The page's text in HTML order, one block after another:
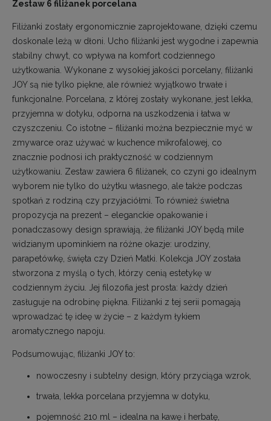
Zestaw 6 filiżanek porcelana
Filiżanki zostały ergonomicznie zaprojektowane, dzięki czemu
doskonale leżą w dłoni. Ucho filiżanki jest wygodne i zapewnia
stabilny chwyt, co wpływa na komfort codziennego
użytkowania. Wykonane z wysokiej jakości porcelany, filiżanki
JOY są nie tylko piękne, ale również wyjątkowo trwałe i
funkcjonalne. Porcelana, z której zostały wykonane, jest lekka,
przyjemna w dotyku, odporna na uszkodzenia i łatwa w
czyszczeniu. Co istotne – filiżanki można bezpiecznie myć w
zmywarce oraz używać w kuchence mikrofalowej, co
znacznie podnosi ich praktyczność w codziennym
użytkowaniu. Zestaw zawiera 6 filiżanek, co czyni go idealnym
wyborem nie tylko do użytku własnego, ale także podczas
spotkań z rodziną czy przyjaciółmi. To również świetna
propozycja na prezent – eleganckie opakowanie i
ponadczasowy design sprawiają, że filiżanki JOY będą mile
widzianym upominkiem na różne okazje: urodziny,
parapetówkę, święta czy Dzień Matki. Kolekcja JOY została
stworzona z myślą o tych, którzy cenią estetykę w
codziennym życiu. Jej filozofia jest prosta: każdy dzień
zasługuje na odrobinę piękna. Filiżanki z tej serii pomagają
wprowadzać tę ideę w życie – z każdym łykiem
aromatycznego napoju.
Podsumowując, filiżanki JOY to:
nowoczesny i subtelny design, który przyciąga wzrok,
trwała, lekka porcelana przyjemna w dotyku,
pojemność 210 ml – idealna na kawę i herbatę,